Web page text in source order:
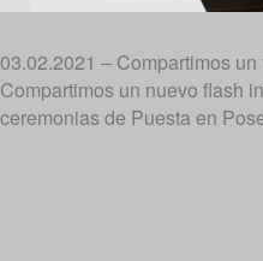
03.02.2021 – Compartimos
Compartimos un nuevo flash
ceremonias de Puesta en